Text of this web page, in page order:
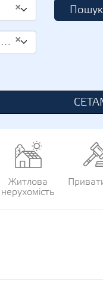
×
×
Пошук
Житлова
нерухомість